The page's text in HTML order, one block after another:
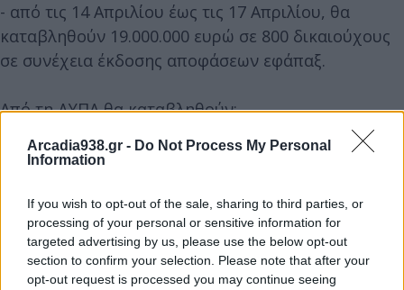
Arcadia938.gr - Do Not Process My Personal
Information
If you wish to opt-out of the sale, sharing to third parties, or
processing of your personal or sensitive information for
targeted advertising by us, please use the below opt-out
section to confirm your selection. Please note that after your
opt-out request is processed you may continue seeing
- από τις 14 Απριλίου έως τις 17 Απριλίου, θα
καταβληθούν 19.000.000 ευρώ σε 800 δικαιούχους
σε συνέχεια έκδοσης αποφάσεων εφάπαξ.
Από τη ΔΥΠΑ θα καταβληθούν:
- 12.000.000 ευρώ σε 20.000 δικαιούχους για
- 3.000.000 ευρώ σε 4.000 μητέρες για επιδοτούμενη
άδεια μητρότητας,